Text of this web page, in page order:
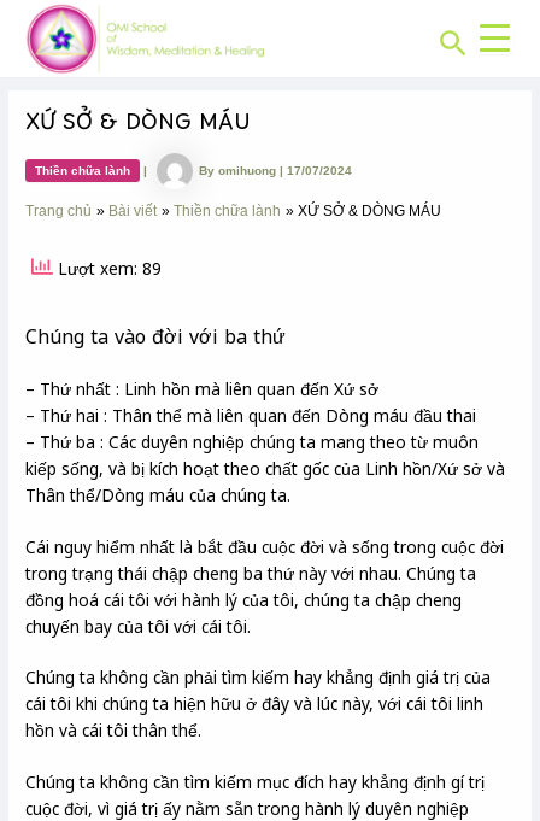
content
Search
XỨ SỞ & DÒNG MÁU
Thiền chữa lành | Byomihuong|17/07/2024
Trang chủ Bài viết Thiền chữa lành XỨ SỞ & DÒNG MÁU
Lượt xem: 89
Chúng ta vào đời với ba thứ
– Thứ nhất : Linh hồn mà liên quan đến Xứ sở
– Thứ hai : Thân thể mà liên quan đến Dòng máu đầu thai
– Thứ ba : Các duyên nghiệp chúng ta mang theo từ muôn
kiếp sống, và bị kích hoạt theo chất gốc của Linh hồn/Xứ sở và
Thân thể/Dòng máu của chúng ta.
Cái nguy hiểm nhất là bắt đầu cuộc đời và sống trong cuộc đời
trong trạng thái chập cheng ba thứ này với nhau. Chúng ta
đồng hoá cái tôi với hành lý của tôi, chúng ta chập cheng
chuyến bay của tôi với cái tôi.
Chúng ta không cần phải tìm kiếm hay khẳng định giá trị của
cái tôi khi chúng ta hiện hữu ở đây và lúc này, với cái tôi linh
hồn và cái tôi thân thể.
Chúng ta không cần tìm kiếm mục đích hay khẳng định gí trị
cuộc đời, vì giá trị ấy nằm sẵn trong hành lý duyên nghiệp
Post
navigation
CHUYÊN
MỤC: